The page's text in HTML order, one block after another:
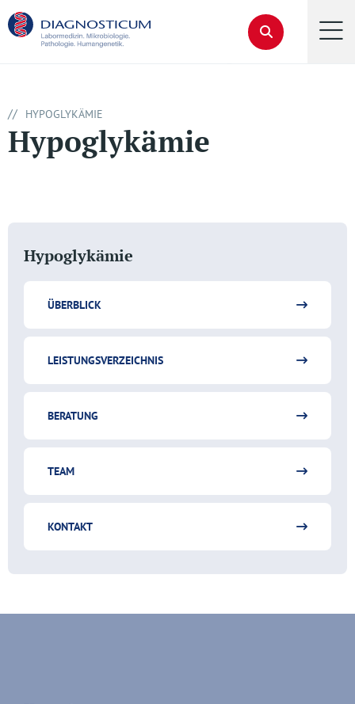
Hypoglykämie
ÜBERBLICK
LEISTUNGSVERZEICHNIS
BERATUNG
TEAM
KONTAKT
// HYPOGLYKÄMIE
Hypoglykämie